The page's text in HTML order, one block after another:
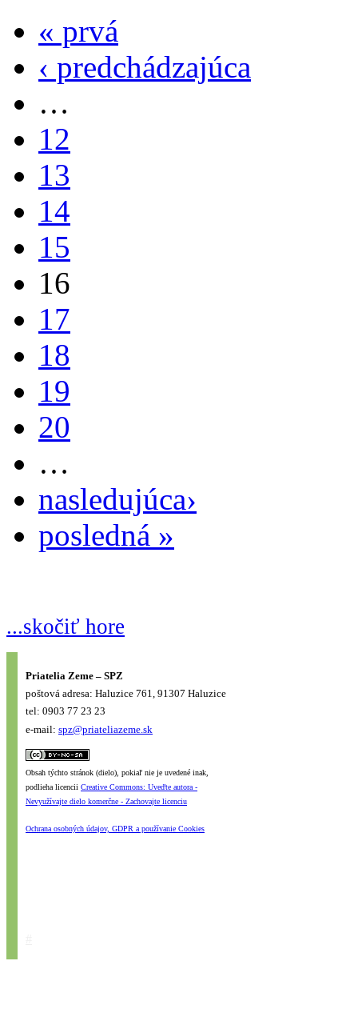
« prvá
‹ predchádzajúca
…
12
13
14
15
16
17
18
19
20
…
nasledujúca›
posledná »
...skočiť hore
Priatelia Zeme – SPZ
poštová adresa: Haluzice 761, 91307 Haluzice
tel: 0903 77 23 23
e-mail: spz@priateliazeme.sk
Obsah týchto stránok (dielo), pokiaľ nie je uvedené inak,
podlieha licencii Creative Commons: Uveďte autora -
Nevyužívajte dielo komerčne - Zachovajte licenciu
Ochrana osobných údajov, GDPR a používanie Cookies